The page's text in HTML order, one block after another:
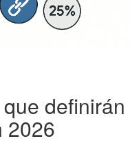
definirán
2026